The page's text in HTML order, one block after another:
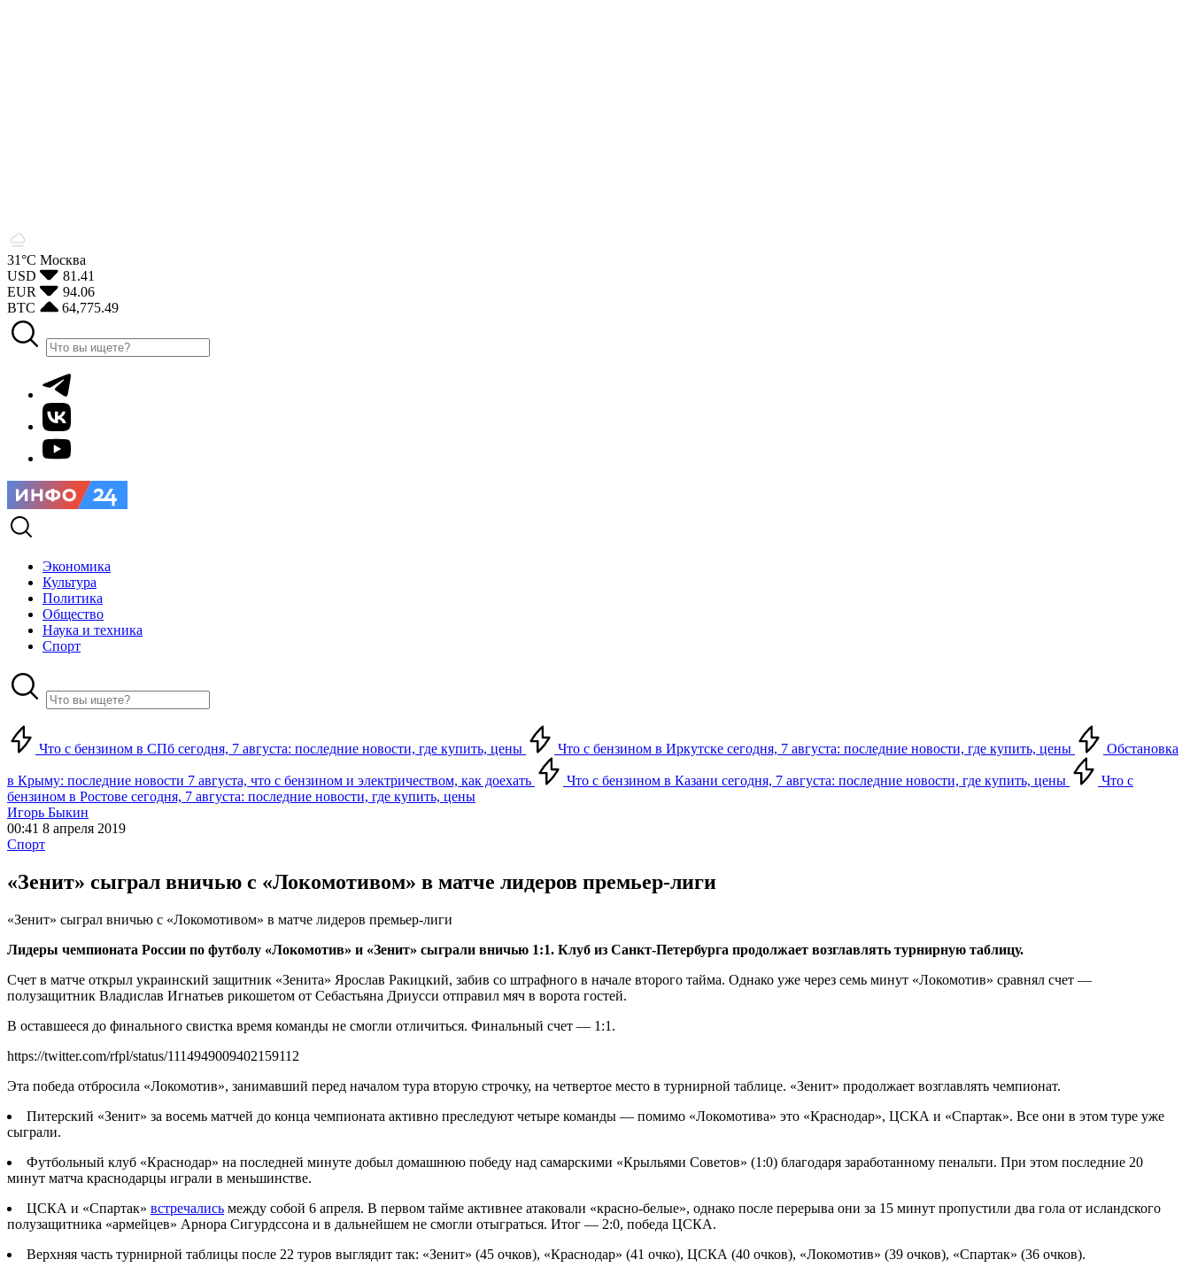
31°С Москва
USD
81.41
EUR
94.06
BTC
64,775.49
Экономика
Культура
Политика
Общество
Наука и техника
Спорт
Что с бензином в СПб сегодня, 7 августа: последние новости, где купить, цены Что с бензином в Иркутске сегодня, 7 августа: последние новости, где купить, цены Обстановка
в Крыму: последние новости 7 августа, что с бензином и электричеством, как доехать Что с бензином в Казани сегодня, 7 августа: последние новости, где купить, цены
Что с
бензином в Ростове сегодня, 7 августа: последние новости, где купить, цены
Игорь Быкин
00:41 8 апреля 2019
Спорт
«Зенит» сыграл вничью с «Локомотивом» в матче лидеров премьер-лиги
«Зенит» сыграл вничью с «Локомотивом» в матче лидеров премьер-лиги
Лидеры чемпионата России по футболу «Локомотив» и «Зенит» сыграли вничью 1:1. Клуб из Санкт-Петербурга продолжает возглавлять турнирную таблицу.
Счет в матче открыл украинский защитник «Зенита» Ярослав Ракицкий, забив со штрафного в начале второго тайма. Однако уже через семь минут «Локомотив» сравнял счет —
полузащитник Владислав Игнатьев рикошетом от Себастьяна Дриусси отправил мяч в ворота гостей.
В оставшееся до финального свистка время команды не смогли отличиться. Финальный счет — 1:1.
https://twitter.com/rfpl/status/1114949009402159112
Эта победа отбросила «Локомотив», занимавший перед началом тура вторую строчку, на четвертое место в турнирной таблице. «Зенит» продолжает возглавлять чемпионат.
Питерский «Зенит» за восемь матчей до конца чемпионата активно преследуют четыре команды — помимо «Локомотива» это «Краснодар», ЦСКА и «Спартак». Все они в этом туре уже
сыграли.
Футбольный клуб «Краснодар» на последней минуте добыл домашнюю победу над самарскими «Крыльями Советов» (1:0) благодаря заработанному пенальти. При этом последние 20
минут матча краснодарцы играли в меньшинстве.
ЦСКА и «Спартак» встречались между собой 6 апреля. В первом тайме активнее атаковали «красно-белые», однако после перерыва они за 15 минут пропустили два гола от исландского
полузащитника «армейцев» Арнора Сигурдссона и в дальнейшем не смогли отыграться. Итог — 2:0, победа ЦСКА.
Верхняя часть турнирной таблицы после 22 туров выглядит так: «Зенит» (45 очков), «Краснодар» (41 очко), ЦСКА (40 очков), «Локомотив» (39 очков), «Спартак» (36 очков).